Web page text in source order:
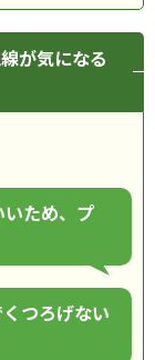
が気になる
いため、プ
つろげない